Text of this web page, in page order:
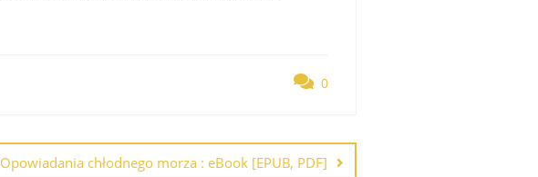
0
Opowiadania chłodnego morza : eBook [EPUB, PDF]